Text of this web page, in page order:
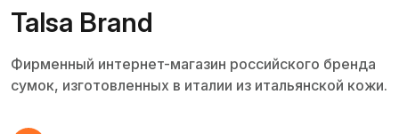
Talsa Brand
Фирменный интернет-магазин российского бренда
сумок, изготовленных в италии из итальянской кожи.